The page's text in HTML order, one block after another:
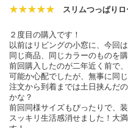
スリムつっぱり
２度目の購入です！
以前はリビングの小窓に、今回
同じ商品、同じカラーのものを
前回購入したのが二年近く前で
可能か心配でしたが、無事に同
注文から到着までは土日挟んだ
かな？
前回同様サイズもぴったりで、
スッキリ生活感消せました！大